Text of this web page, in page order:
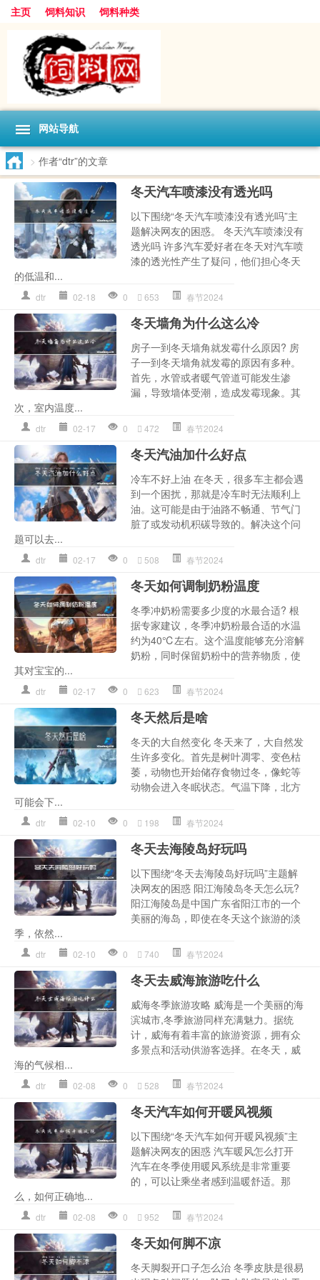
主页 饲料知识 饲料种类
网站导航
> 作者“dtr”的文章
冬天汽车喷漆没有透光吗
以下围绕“冬天汽车喷漆没有透光吗”主
题解决网友的困惑。 冬天汽车喷漆没有
透光吗 许多汽车爱好者在冬天对汽车喷
漆的透光性产生了疑问，他们担心冬天
的低温和...
dtr 02-18 0 653 春节2024
冬天墙角为什么这么冷
房子一到冬天墙角就发霉什么原因? 房
子一到冬天墙角就发霉的原因有多种。
首先，水管或者暖气管道可能发生渗
漏，导致墙体受潮，造成发霉现象。其
次，室内温度...
dtr 02-17 0 472 春节2024
冬天汽油加什么好点
冷车不好上油 在冬天，很多车主都会遇
到一个困扰，那就是冷车时无法顺利上
油。这可能是由于油路不畅通、节气门
脏了或发动机积碳导致的。解决这个问
题可以去...
dtr 02-17 0 508 春节2024
冬天如何调制奶粉温度
冬季冲奶粉需要多少度的水最合适? 根
据专家建议，冬季冲奶粉最合适的水温
约为40℃左右。这个温度能够充分溶解
奶粉，同时保留奶粉中的营养物质，使
其对宝宝的...
dtr 02-17 0 623 春节2024
冬天然后是啥
冬天的大自然变化 冬天来了，大自然发
生许多变化。首先是树叶凋零、变色枯
萎，动物也开始储存食物过冬，像蛇等
动物会进入冬眠状态。气温下降，北方
可能会下...
dtr 02-10 0 198 春节2024
冬天去海陵岛好玩吗
以下围绕“冬天去海陵岛好玩吗”主题解
决网友的困惑 阳江海陵岛冬天怎么玩?
阳江海陵岛是中国广东省阳江市的一个
美丽的海岛，即使在冬天这个旅游的淡
季，依然...
dtr 02-10 0 740 春节2024
冬天去威海旅游吃什么
威海冬季旅游攻略 威海是一个美丽的海
滨城市,冬季旅游同样充满魅力。据统
计，威海有着丰富的旅游资源，拥有众
多景点和活动供游客选择。在冬天，威
海的气候相...
dtr 02-08 0 528 春节2024
冬天汽车如何开暖风视频
以下围绕“冬天汽车如何开暖风视频”主
题解决网友的困惑 汽车暖风怎么打开
汽车在冬季使用暖风系统是非常重要
的，可以让乘坐者感到温暖舒适。那
么，如何正确地...
dtr 02-08 0 952 春节2024
冬天如何脚不凉
冬天脚裂开口子怎么治 冬季皮肤是很易